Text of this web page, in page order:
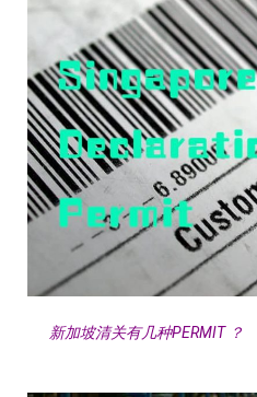
新加坡清关有几种PERMIT ？